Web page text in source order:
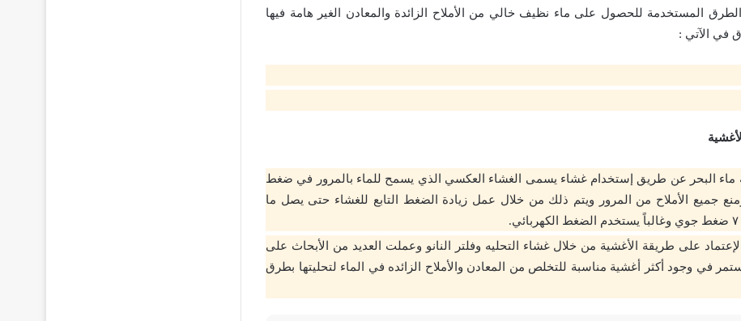
المستخدمة للحصول على ماء نظيف خالي من الأملاح الزائدة والمعادن الغير هامة فيها
في الآتي :
ماء البحر عن طريق إستخدام غشاء يسمى الغشاء العكسي الذي يسمح للماء بالمرور في ضغط
جميع الأملاح من المرور ويتم ذلك من خلال عمل زيادة الضغط التابع للغشاء حتى يصل ما
على طريقة الأغشية من خلال غشاء التحليه وفلتر النانو وعملت العديد من الأبحاث على
في وجود أكثر أغشية مناسبة للتخلص من المعادن والأملاح الزائده في الماء لتحليتها بطرق